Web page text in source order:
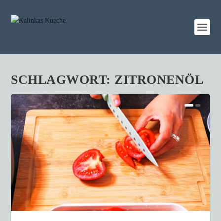
SCHLAGWORT: ZITRONENÖL